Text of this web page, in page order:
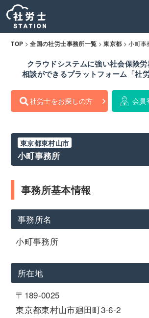
TOP >全国の社労士事務所一覧 >東京都 >小町事
クラウドシステムに強い社会保険労
相談ができるプラットフォーム「社
社労士をお探しの方 会員
東京都東村山市
小町事務所
事務所基本情報
事務所名
小町事務所
所在地
〒189-0025
東京都東村山市廻田町3-6-2